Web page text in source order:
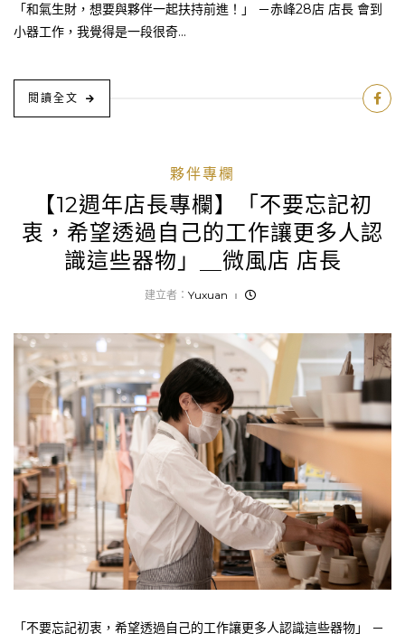
「和氣生財，想要與夥伴一起扶持前進！」 －赤峰28店 店長 會到
小器工作，我覺得是一段很奇...
閱讀全文
夥伴專欄
【12週年店長專欄】「不要忘記初
衷，希望透過自己的工作讓更多人認
識這些器物」＿微風店 店長
建立者： Yuxuan
「不要忘記初衷，希望透過自己的工作讓更多人認識這些器物」 －